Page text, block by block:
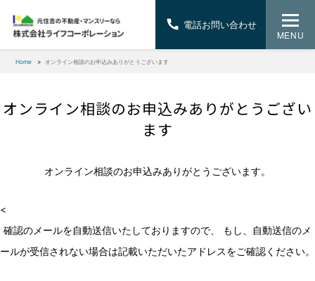
MENU
Home オンライン相談のお申込みありがとうございます
オンライン相談のお申込みありがとうござい
ます
オンライン相談のお申込みありがとうございます。
<
確認のメールを自動送信いたしておりますので、 もし、自動送信のメ
ールが受信されない場合は記載いただいたアドレスをご確認ください。
電話お問い合わせ